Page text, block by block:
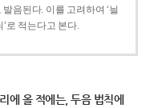
음된다. 이를 고려하여 ‘늴
’로 적는다고 본다.
에 올 적에는, 두음 법칙에